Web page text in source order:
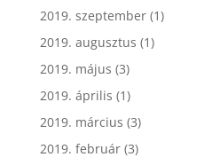
2019. szeptember(1)
2019. augusztus (1)
2019. május (3)
2019. április (1)
2019. március (3)
2019. február(3)